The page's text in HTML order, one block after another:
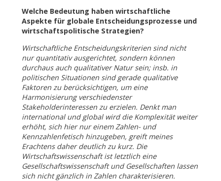
Welche Bedeutung haben wirtschaftliche
Aspekte für globale Entscheidungsprozesse und
wirtschaftspolitische Strategien?
Wirtschaftliche Entscheidungskriterien sind nicht
nur quantitativ ausgerichtet, sondern können
durchaus auch qualitativer Natur sein; insb. in
politischen Situationen sind gerade qualitative
Faktoren zu berücksichtigen, um eine
Harmonisierung verschiedenster
Stakeholderinteressen zu erzielen. Denkt man
international und global wird die Komplexität weiter
erhöht, sich hier nur einem Zahlen- und
Kennzahlenfetisch hinzugeben, greift meines
Erachtens daher deutlich zu kurz. Die
Wirtschaftswissenschaft ist letztlich eine
Gesellschaftswissenschaft und Gesellschaften lassen
sich nicht gänzlich in Zahlen charakterisieren.